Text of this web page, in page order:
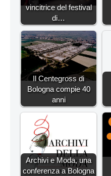
vincitrice del festival
di…
Il Centegross di
Bologna compie 40
anni
Archivi e Moda, una
conferenza a Bologna